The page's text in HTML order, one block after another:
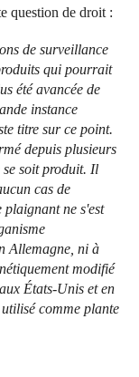
question de droit :
de surveillance
qui pourrait
été avancée de
instance
titre sur ce point.
depuis plusieurs
se soit produit. Il
cas de
ne s'est
Allemagne, ni à
modifié
États-Unis et en
comme plante